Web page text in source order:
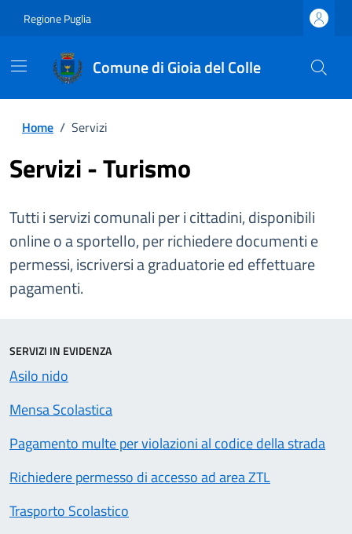
Regione Puglia
Comune di Gioia del Colle
Home / Servizi
Servizi - Turismo
Tutti i servizi comunali per i cittadini, disponibili
online o a sportello, per richiedere documenti e
permessi, iscriversi a graduatorie ed effettuare
pagamenti.
SERVIZI IN EVIDENZA
Asilo nido
Mensa Scolastica
Pagamento multe per violazioni al codice della strada
Richiedere permesso di accesso ad area ZTL
Trasporto Scolastico